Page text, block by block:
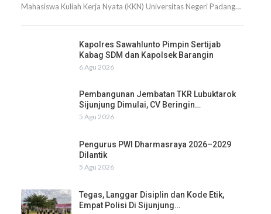
Mahasiswa Kuliah Kerja Nyata (KKN) Universitas Negeri Padang…
Kapolres Sawahlunto Pimpin Sertijab
Kabag SDM dan Kapolsek Barangin
6 Agu 2026
Pembangunan Jembatan TKR Lubuktarok
Sijunjung Dimulai, CV Beringin…
5 Agu 2026
Pengurus PWI Dharmasraya 2026–2029
Dilantik
5 Agu 2026
Tegas, Langgar Disiplin dan Kode Etik,
Empat Polisi Di Sijunjung…